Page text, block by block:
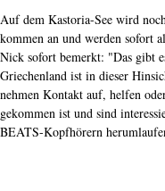
Auf dem Kastoria-See wird
kommen an und werden sofort
Nick sofort bemerkt: "Das gibt
Griechenland ist in dieser
nehmen Kontakt auf, helfen
gekommen ist und sind
BEATS-Kopfhörern